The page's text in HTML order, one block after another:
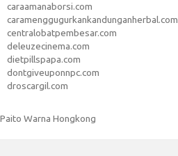
caraamanaborsi.com
caramenggugurkankandunganherbal.com
centralobatpembesar.com
deleuzecinema.com
dietpillspapa.com
dontgiveuponnpc.com
droscargil.com
Paito Warna Hongkong